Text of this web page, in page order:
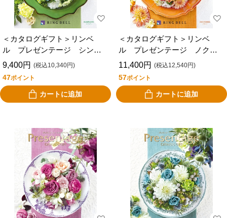
＜カタログギフト＞リンベ
ル プレゼンテージ シンフ
ォニー
9,400円 (税込10,340円)
47ポイント
カートに追加
＜カタログギフト＞リンベ
ル プレゼンテージ ノクタ
ーン
11,400円 (税込12,540円)
57ポイント
カートに追加